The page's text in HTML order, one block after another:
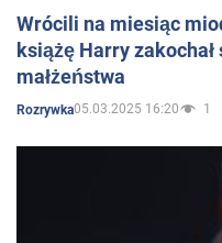
Wrócili na miesiąc
książę Harry
małżeństwa
Rozrywka05.03.2025 16:20 1